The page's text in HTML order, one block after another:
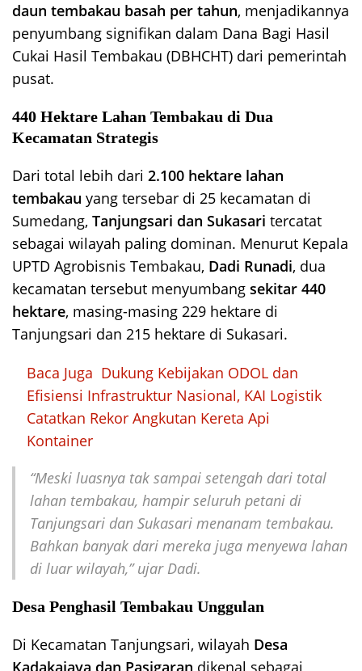
daun tembakau basah per tahun, menjadikannya
penyumbang signifikan dalam Dana Bagi Hasil
Cukai Hasil Tembakau (DBHCHT) dari pemerintah
pusat.
440 Hektare Lahan Tembakau di Dua
Kecamatan Strategis
Dari total lebih dari 2.100 hektare lahan
tembakau yang tersebar di 25 kecamatan di
Sumedang, Tanjungsari dan Sukasari tercatat
sebagai wilayah paling dominan. Menurut Kepala
UPTD Agrobisnis Tembakau, Dadi Runadi, dua
kecamatan tersebut menyumbang sekitar 440
hektare, masing-masing 229 hektare di
Tanjungsari dan 215 hektare di Sukasari.
Baca Juga Dukung Kebijakan ODOL dan
Efisiensi Infrastruktur Nasional, KAI Logistik
Catatkan Rekor Angkutan Kereta Api
Kontainer
“Meski luasnya tak sampai setengah dari total
lahan tembakau, hampir seluruh petani di
Tanjungsari dan Sukasari menanam tembakau.
Bahkan banyak dari mereka juga menyewa lahan
di luar wilayah,” ujar Dadi.
Desa Penghasil Tembakau Unggulan
Di Kecamatan Tanjungsari, wilayah Desa